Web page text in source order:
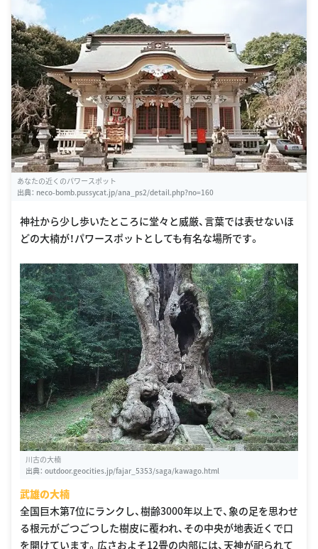
あなたの近くのパワースポット
出典： neco-bomb.pussycat.jp/ana_ps2/detail.php?no=160
神社から少し歩いたところに堂々と威厳、言葉では表せないほ
どの大楠が！パワースポットとしても有名な場所です。
川古の大楠
出典： outdoor.geocities.jp/fajar_5353/saga/kawago.html
武雄の大楠
全国巨木第7位にランクし、樹齢3000年以上で、象の足を思わせ
る根元がごつごつした樹皮に覆われ、その中央が地表近くで口
を開けています。広さおよそ12畳の内部には、天神が祀られて